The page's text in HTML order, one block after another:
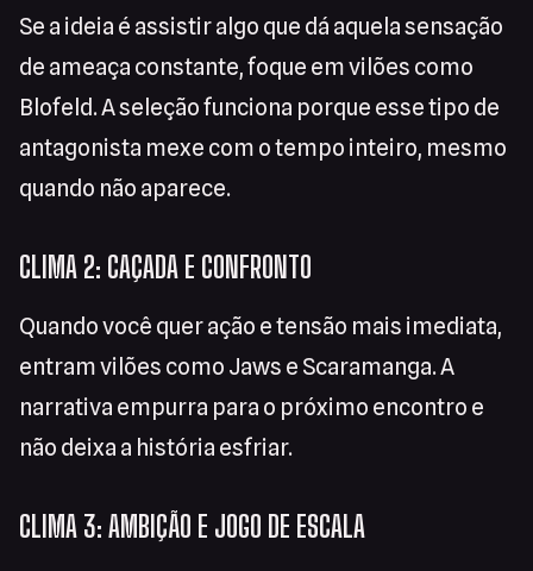
Se a ideia é assistir algo que dá aquela sensação
de ameaça constante, foque em vilões como
Blofeld. A seleção funciona porque esse tipo de
antagonista mexe com o tempo inteiro, mesmo
quando não aparece.
CLIMA 2: CAÇADA E CONFRONTO
Quando você quer ação e tensão mais imediata,
entram vilões como Jaws e Scaramanga. A
narrativa empurra para o próximo encontro e
não deixa a história esfriar.
CLIMA 3: AMBIÇÃO E JOGO DE ESCALA